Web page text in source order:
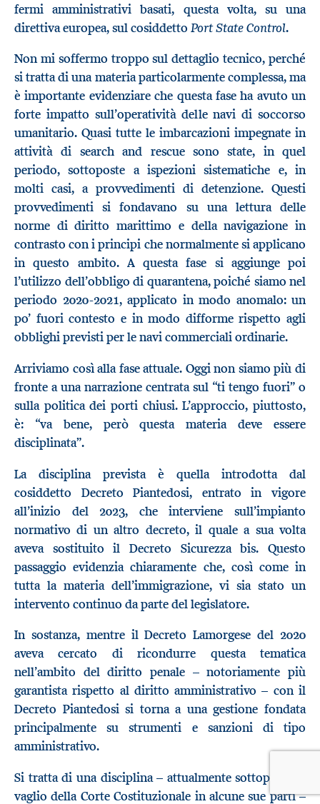
fermi amministrativi basati, questa volta, su una
direttiva europea, sul cosiddetto Port State Control.
Non mi soffermo troppo sul dettaglio tecnico, perché
si tratta di una materia particolarmente complessa, ma
è importante evidenziare che questa fase ha avuto un
forte impatto sull’operatività delle navi di soccorso
umanitario. Quasi tutte le imbarcazioni impegnate in
attività di search and rescue sono state, in quel
periodo, sottoposte a ispezioni sistematiche e, in
molti casi, a provvedimenti di detenzione. Questi
provvedimenti si fondavano su una lettura delle
norme di diritto marittimo e della navigazione in
contrasto con i principi che normalmente si applicano
in questo ambito. A questa fase si aggiunge poi
l’utilizzo dell’obbligo di quarantena, poiché siamo nel
periodo 2020-2021, applicato in modo anomalo: un
po’ fuori contesto e in modo difforme rispetto agli
obblighi previsti per le navi commerciali ordinarie.
Arriviamo così alla fase attuale. Oggi non siamo più di
fronte a una narrazione centrata sul “ti tengo fuori” o
sulla politica dei porti chiusi. L’approccio, piuttosto,
è: “va bene, però questa materia deve essere
disciplinata”.
La disciplina prevista è quella introdotta dal
cosiddetto Decreto Piantedosi, entrato in vigore
all’inizio del 2023, che interviene sull’impianto
normativo di un altro decreto, il quale a sua volta
aveva sostituito il Decreto Sicurezza bis. Questo
passaggio evidenzia chiaramente che, così come in
tutta la materia dell’immigrazione, vi sia stato un
intervento continuo da parte del legislatore.
In sostanza, mentre il Decreto Lamorgese del 2020
aveva cercato di ricondurre questa tematica
nell’ambito del diritto penale – notoriamente più
garantista rispetto al diritto amministrativo – con il
Decreto Piantedosi si torna a una gestione fondata
principalmente su strumenti e sanzioni di tipo
amministrativo.
Si tratta di una disciplina – attualmente sottoposta al
vaglio della Corte Costituzionale in alcune sue parti –